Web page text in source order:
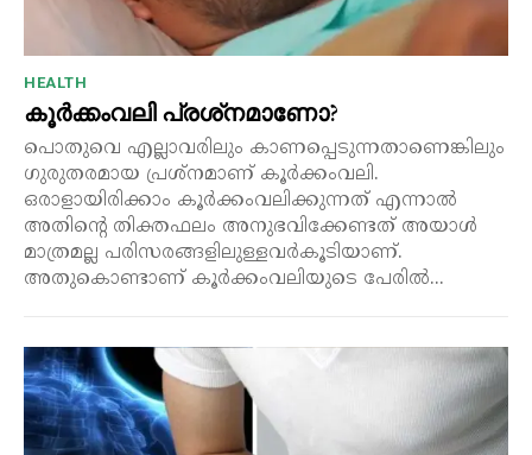
HEALTH
കൂർക്കംവലി പ്രശ്‌നമാണോ?
പൊതുവെ എല്ലാവരിലും കാണപ്പെടുന്നതാണെങ്കിലും
ഗുരുതരമായ പ്രശ്നമാണ് കൂർക്കംവലി.
ഒരാളായിരിക്കാം കൂർക്കംവലിക്കുന്നത് എന്നാൽ
അതിന്റെ തിക്തഫലം അനുഭവിക്കേണ്ടത് അയാൾ
മാത്രമല്ല പരിസരങ്ങളിലുള്ളവർകൂടിയാണ്.
അതുകൊണ്ടാണ് കൂർക്കംവലിയുടെ പേരിൽ...